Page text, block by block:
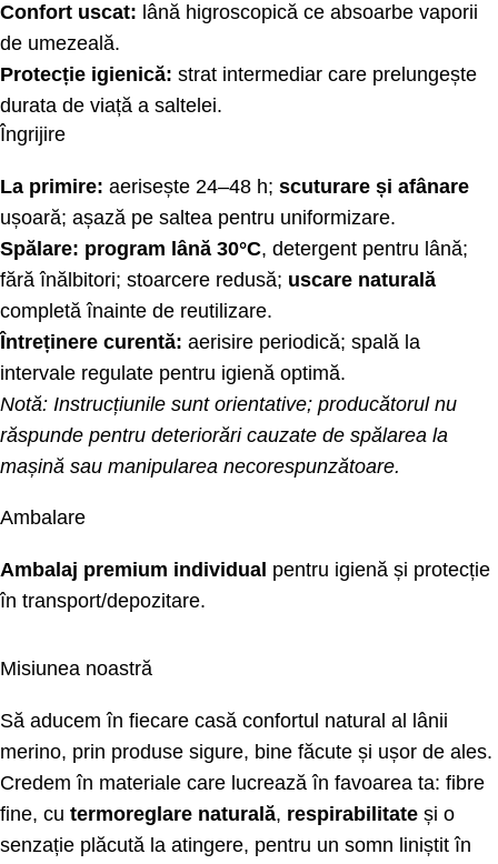
Confort uscat: lână higroscopică ce absoarbe vaporii
de umezeală.
Protecție igienică: strat intermediar care prelungește
durata de viață a saltelei.
Îngrijire
La primire: aerisește 24–48 h; scuturare și afânare
ușoară; așază pe saltea pentru uniformizare.
Spălare: program lână 30°C, detergent pentru lână;
fără înălbitori; stoarcere redusă; uscare naturală
completă înainte de reutilizare.
Întreținere curentă: aerisire periodică; spală la
intervale regulate pentru igienă optimă.
Notă: Instrucțiunile sunt orientative; producătorul nu
răspunde pentru deteriorări cauzate de spălarea la
mașină sau manipularea necorespunzătoare.
Ambalare
Ambalaj premium individual pentru igienă și protecție
în transport/depozitare.
Misiunea noastră
Să aducem în fiecare casă confortul natural al lânii
merino, prin produse sigure, bine făcute și ușor de ales.
Credem în materiale care lucrează în favoarea ta: fibre
fine, cu termoreglare naturală, respirabilitate și o
senzație plăcută la atingere, pentru un somn liniștit în